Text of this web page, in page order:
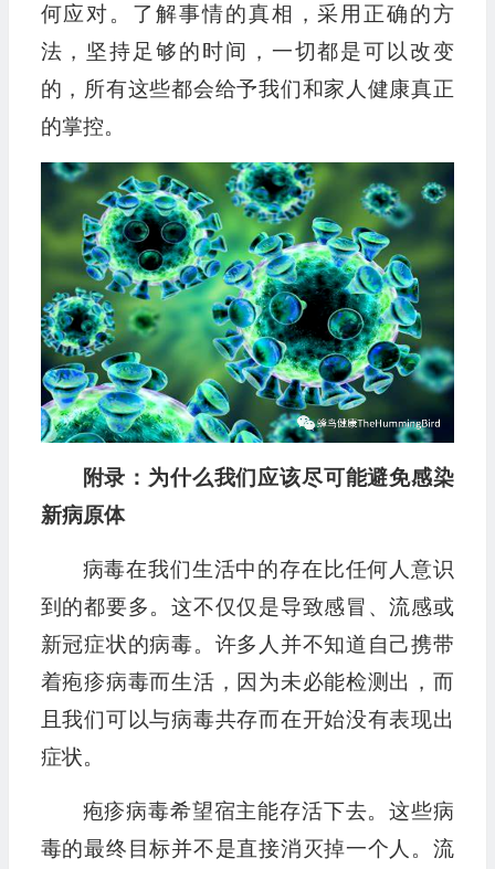
何应对。了解事情的真相，采用正确的方
法，坚持足够的时间，一切都是可以改变
的，所有这些都会给予我们和家人健康真正
的掌控。
附录：为什么我们应该尽可能避免感染
新病原体
病毒在我们生活中的存在比任何人意识
到的都要多。这不仅仅是导致感冒、流感或
新冠症状的病毒。许多人并不知道自己携带
着疱疹病毒而生活，因为未必能检测出，而
且我们可以与病毒共存而在开始没有表现出
症状。
疱疹病毒希望宿主能存活下去。这些病
毒的最终目标并不是直接消灭掉一个人。流